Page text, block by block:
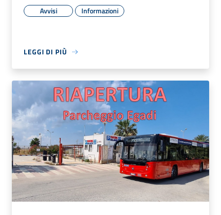
Avvisi Informazioni
LEGGI DI PIÙ